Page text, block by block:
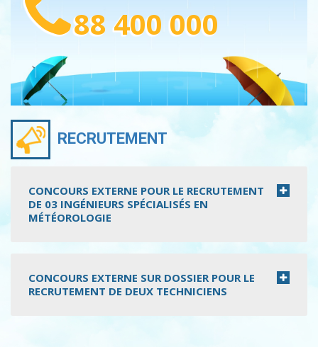
88 400 000
RECRUTEMENT
CONCOURS EXTERNE POUR LE RECRUTEMENT
DE 03 INGÉNIEURS SPÉCIALISÉS EN
MÉTÉOROLOGIE
CONCOURS EXTERNE SUR DOSSIER POUR LE
RECRUTEMENT DE DEUX TECHNICIENS